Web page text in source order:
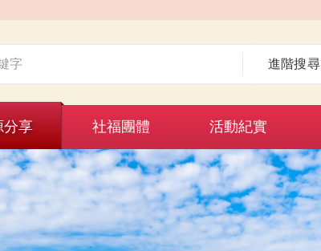
進階搜尋
分享 社福團體 活動紀實